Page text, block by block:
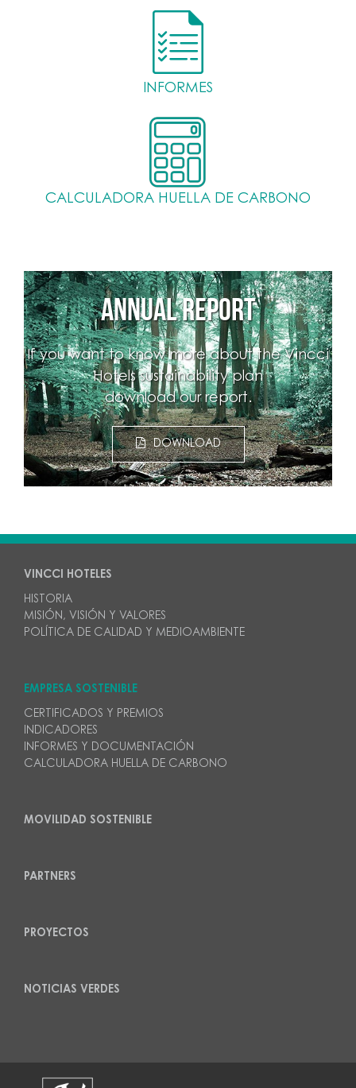
INFORMES
CALCULADORA HUELLA DE CARBONO
ANNUAL REPORT
If you want to know more about the Vincci
Hotels sustainability plan
download our report.
DOWNLOAD
VINCCI HOTELES
HISTORIA
MISIÓN, VISIÓN Y VALORES
POLÍTICA DE CALIDAD Y MEDIOAMBIENTE
EMPRESA SOSTENIBLE
CERTIFICADOS Y PREMIOS
INDICADORES
INFORMES Y DOCUMENTACIÓN
CALCULADORA HUELLA DE CARBONO
MOVILIDAD SOSTENIBLE
PARTNERS
PROYECTOS
NOTICIAS VERDES